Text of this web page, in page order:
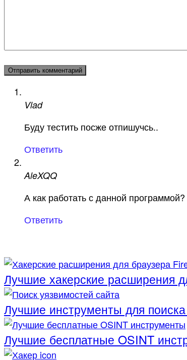
Vlad
Буду тестить посже отпишучсь..
Ответить
AleXQQ
А как работать с данной программой?
Ответить
Лучшие хакерские расширения
Лучшие инструменты для
Лучшие бесплатные OSINT